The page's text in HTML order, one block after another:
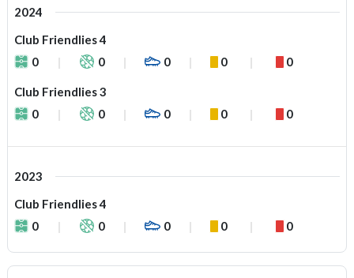
2024
Club Friendlies 4
0
0 0 0 0
Club Friendlies 3
0
0 0 0 0
2023
Club Friendlies 4
0
0 0 0 0